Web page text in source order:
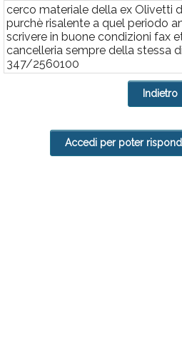
Info Utili
Rubriche
Calendario
cerco materiale della ex Olivetti
purchè risalente a quel periodo
scrivere in buone condizioni fax
cancelleria sempre della stessa
347/2560100